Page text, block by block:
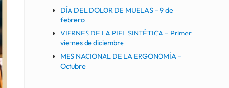
DÍA DEL DOLOR DE MUELAS – 9 de
febrero
VIERNES DE LA PIEL SINTÉTICA – Primer
viernes de diciembre
MES NACIONAL DE LA ERGONOMÍA –
Octubre